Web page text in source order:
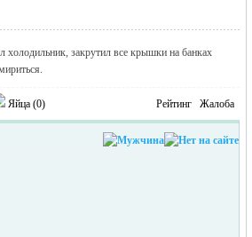
закрутил все крышки на банках
Яйца (0) Рейтинг Жалоба